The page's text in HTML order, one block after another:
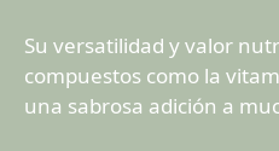
Su versatilidad y valor
compuestos como la
una sabrosa adición a